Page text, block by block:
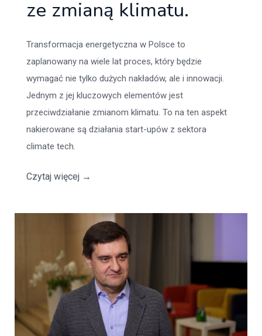
ze zmianą klimatu.
Transformacja energetyczna w Polsce to
zaplanowany na wiele lat proces, który będzie
wymagać nie tylko dużych nakładów, ale i innowacji.
Jednym z jej kluczowych elementów jest
przeciwdziałanie zmianom klimatu. To na ten aspekt
nakierowane są działania start-upów z sektora
climate tech.
Czytaj więcej →